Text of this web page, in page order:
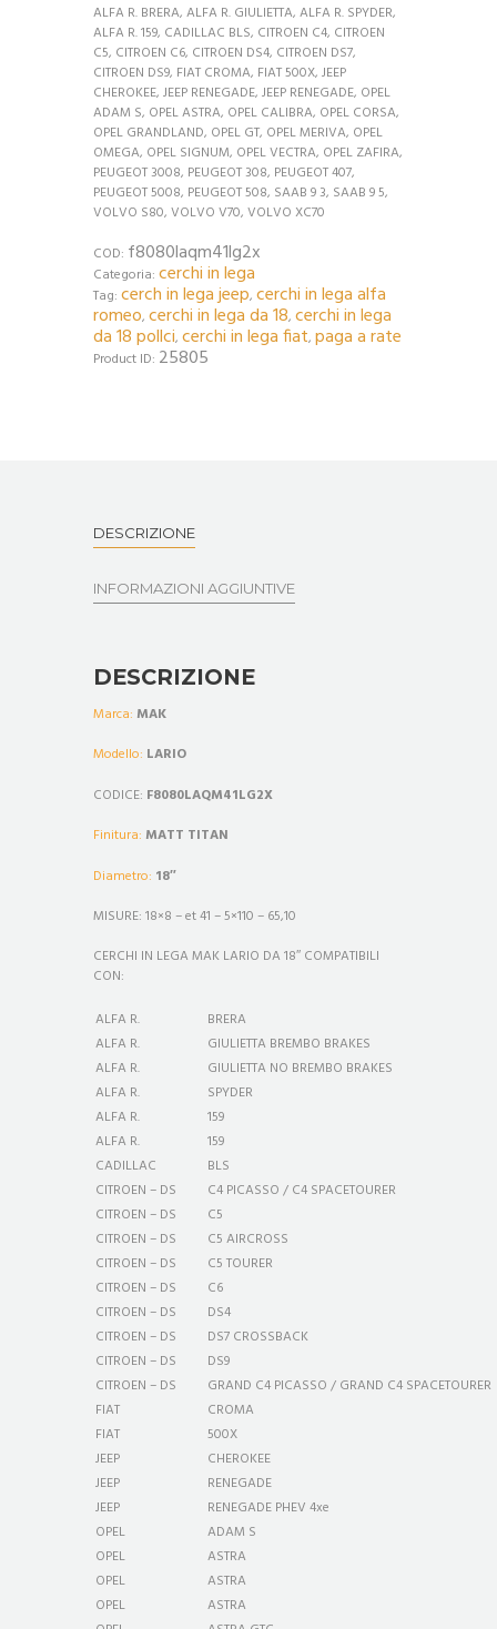
ALFA R. BRERA, ALFA R. GIULIETTA, ALFA R. SPYDER,
ALFA R. 159, CADILLAC BLS, CITROEN C4, CITROEN
C5, CITROEN C6, CITROEN DS4, CITROEN DS7,
CITROEN DS9, FIAT CROMA, FIAT 500X, JEEP
CHEROKEE, JEEP RENEGADE, JEEP RENEGADE, OPEL
ADAM S, OPEL ASTRA, OPEL CALIBRA, OPEL CORSA,
OPEL GRANDLAND, OPEL GT, OPEL MERIVA, OPEL
OMEGA, OPEL SIGNUM, OPEL VECTRA, OPEL ZAFIRA,
PEUGEOT 3008, PEUGEOT 308, PEUGEOT 407,
PEUGEOT 5008, PEUGEOT 508, SAAB 9 3, SAAB 9 5,
VOLVO S80, VOLVO V70, VOLVO XC70
COD: f8080laqm41lg2x
Categoria: cerchi in lega
Tag: cerch in lega jeep, cerchi in lega alfa
romeo, cerchi in lega da 18, cerchi in lega
da 18 pollci, cerchi in lega fiat, paga a rate
Product ID: 25805
DESCRIZIONE
INFORMAZIONI AGGIUNTIVE
DESCRIZIONE
Marca: MAK
Modello: LARIO
CODICE: F8080LAQM41LG2X
Finitura: MATT TITAN
Diametro: 18″
MISURE: 18×8 – et 41 – 5×110 – 65,10
CERCHI IN LEGA MAK LARIO DA 18″ COMPATIBILI
CON:
ALFA R.
BRERA
ALFA R.
GIULIETTA BREMBO BRAKES
ALFA R.
GIULIETTA NO BREMBO BRAKES
ALFA R.
SPYDER
ALFA R.
159
ALFA R.
159
CADILLAC
BLS
CITROEN – DS
C4 PICASSO / C4 SPACETOURER
CITROEN – DS
C5
CITROEN – DS
C5 AIRCROSS
CITROEN – DS
C5 TOURER
CITROEN – DS
C6
CITROEN – DS
DS4
CITROEN – DS
DS7 CROSSBACK
CITROEN – DS
DS9
CITROEN – DS
GRAND C4 PICASSO / GRAND C4 SPACETOURER
FIAT
CROMA
FIAT
500X
JEEP
CHEROKEE
JEEP
RENEGADE
JEEP
RENEGADE PHEV 4xe
OPEL
ADAM S
OPEL
ASTRA
OPEL
ASTRA
OPEL
ASTRA